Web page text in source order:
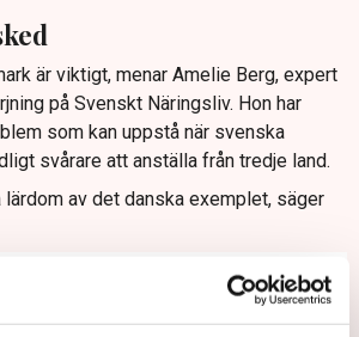
är viktigt, menar Amelie Berg, expert
på Svenskt Näringsliv. Hon har
som kan uppstå när svenska
svårare att anställa från tredje land.
av det danska exemplet, säger